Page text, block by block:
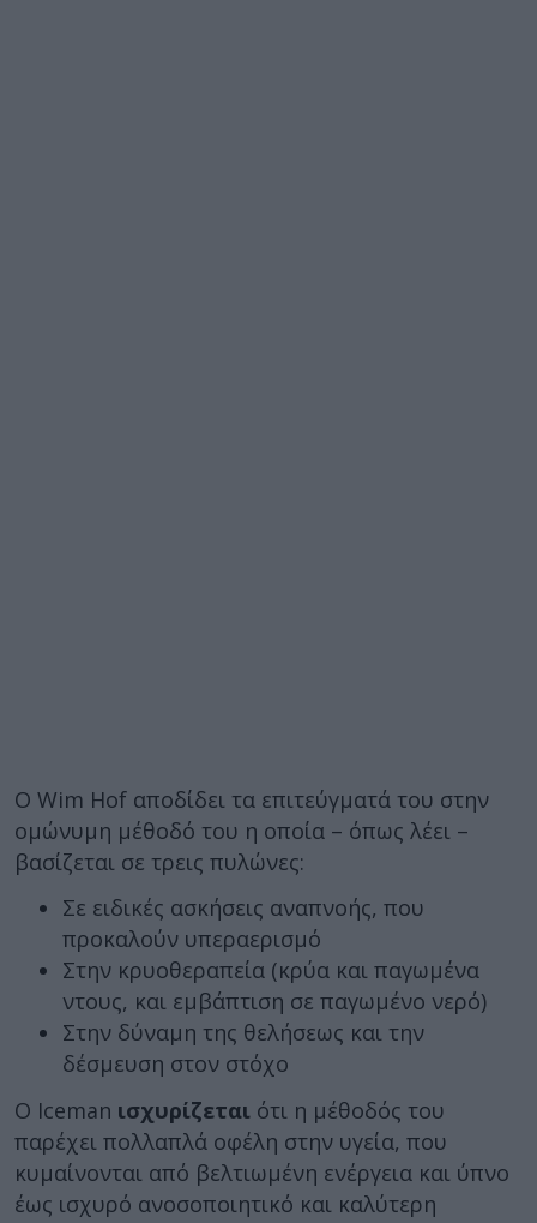
Ο Wim Hof αποδίδει τα επιτεύγματά του στην
ομώνυμη μέθοδό του η οποία – όπως λέει –
βασίζεται σε τρεις πυλώνες:
Σε ειδικές ασκήσεις αναπνοής, που
προκαλούν υπεραερισμό
Στην κρυοθεραπεία (κρύα και παγωμένα
ντους, και εμβάπτιση σε παγωμένο νερό)
Στην δύναμη της θελήσεως και την
δέσμευση στον στόχο
Ο Iceman ισχυρίζεται ότι η μέθοδός του
παρέχει πολλαπλά οφέλη στην υγεία, που
κυμαίνονται από βελτιωμένη ενέργεια και ύπνο
έως ισχυρό ανοσοποιητικό και καλύτερη